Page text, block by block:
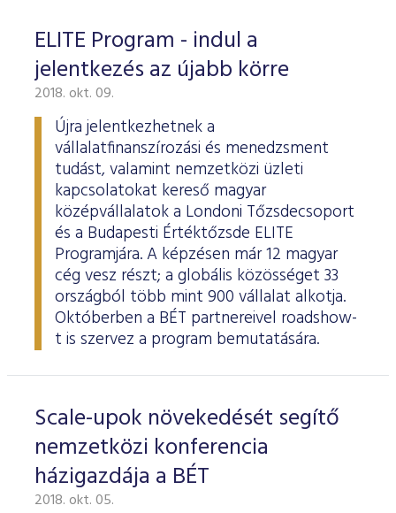
ELITE Program - indul a
jelentkezés az újabb körre
2018. okt. 09.
Újra jelentkezhetnek a
vállalatfinanszírozási és menedzsment
tudást, valamint nemzetközi üzleti
kapcsolatokat kereső magyar
középvállalatok a Londoni Tőzsdecsoport
és a Budapesti Értéktőzsde ELITE
Programjára. A képzésen már 12 magyar
cég vesz részt; a globális közösséget 33
országból több mint 900 vállalat alkotja.
Októberben a BÉT partnereivel roadshow-
t is szervez a program bemutatására.
Scale-upok növekedését segítő
nemzetközi konferencia
házigazdája a BÉT
2018. okt. 05.